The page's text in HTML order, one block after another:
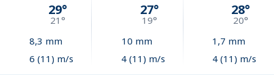
29°
21°
8,3 mm
6 (11) m/s
27°
19°
10 mm
4 (11) m/s
28°
20°
1,7 mm
4 (11) m/s